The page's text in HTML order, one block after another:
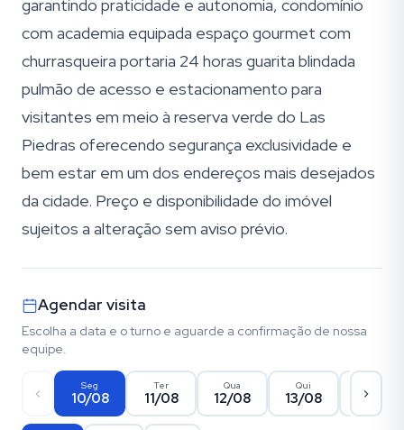
garantindo praticidade e autonomia, condomínio
com academia equipada espaço gourmet com
churrasqueira portaria 24 horas guarita blindada
pulmão de acesso e estacionamento para
visitantes em meio à reserva verde do Las
Piedras oferecendo segurança exclusividade e
bem estar em um dos endereços mais desejados
da cidade. Preço e disponibilidade do imóvel
sujeitos a alteração sem aviso prévio.
Agendar visita
Escolha a data e o turno e aguarde a confirmação de nossa
equipe.
Seg
10/08
Ter
11/08
Qua
12/08
Qui
13/08 14/08